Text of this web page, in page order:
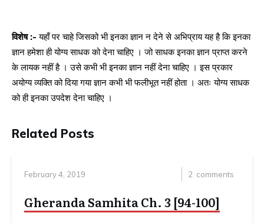
विशेष :-यहाँ पर चाहे जिसको भी इनका ज्ञान न देने से अभिप्राय यह है कि इनका
ज्ञान हमेशा ही योग्य साधक को देना चाहिए । जो साधक इनका ज्ञान प्राप्त करने
के लायक नहीं है । उसे कभी भी इनका ज्ञान नहीं देना चाहिए । इस प्रकार
अयोग्य व्यक्ति को दिया गया ज्ञान कभी भी फलीभूत नहीं होता । अतः योग्य साधक
को ही इनका उपदेश देना चाहिए ।
Related Posts
February 4, 2019 2 comments
Gheranda Samhita Ch. 3 [94-100]